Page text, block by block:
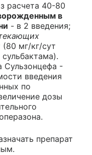
расчета 40-80
в
- в 2 введения;
(80 мг/кг/сут
Сульзонцефа -
введения
по
дозы
препарат